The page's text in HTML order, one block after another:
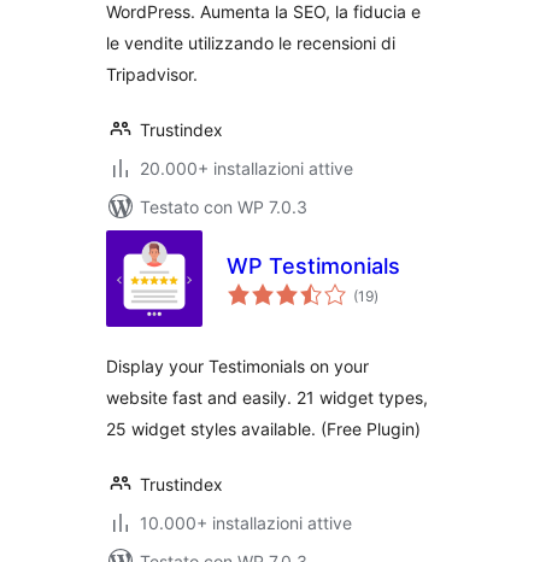
WordPress. Aumenta la SEO, la fiducia e
le vendite utilizzando le recensioni di
Tripadvisor.
Trustindex
20.000+ installazioni attive
Testato con WP 7.0.3
WP Testimonials
(19valutazioni
totali
)
Display your Testimonials on your
website fast and easily. 21 widget types,
25 widget styles available. (Free Plugin)
Trustindex
10.000+ installazioni attive